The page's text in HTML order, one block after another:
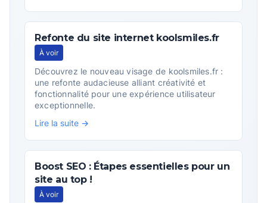
Refonte du site internet koolsmiles.fr
À voir
Découvrez le nouveau visage de koolsmiles.fr :
une refonte audacieuse alliant créativité et
fonctionnalité pour une expérience utilisateur
exceptionnelle.
Lire la suite →
Boost SEO : Étapes essentielles pour un
site au top !
À voir